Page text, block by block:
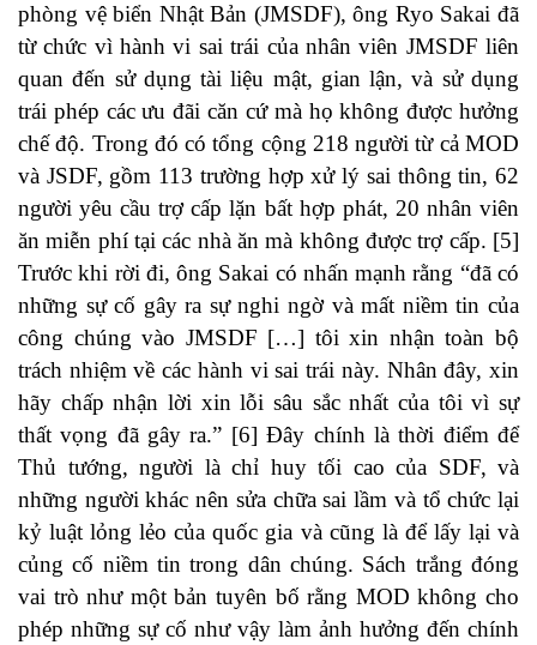
phòng vệ biển Nhật Bản (JMSDF), ông Ryo Sakai đã
từ chức vì hành vi sai trái của nhân viên JMSDF liên
quan đến sử dụng tài liệu mật, gian lận, và sử dụng
trái phép các ưu đãi căn cứ mà họ không được hưởng
chế độ. Trong đó có tổng cộng 218 người từ cả MOD
và JSDF, gồm 113 trường hợp xử lý sai thông tin, 62
người yêu cầu trợ cấp lặn bất hợp phát, 20 nhân viên
ăn miễn phí tại các nhà ăn mà không được trợ cấp. [5]
Trước khi rời đi, ông Sakai có nhấn mạnh rằng “đã có
những sự cố gây ra sự nghi ngờ và mất niềm tin của
công chúng vào JMSDF […] tôi xin nhận toàn bộ
trách nhiệm về các hành vi sai trái này. Nhân đây, xin
hãy chấp nhận lời xin lỗi sâu sắc nhất của tôi vì sự
thất vọng đã gây ra.” [6] Đây chính là thời điểm để
Thủ tướng, người là chỉ huy tối cao của SDF, và
những người khác nên sửa chữa sai lầm và tổ chức lại
kỷ luật lỏng lẻo của quốc gia và cũng là để lấy lại và
củng cố niềm tin trong dân chúng. Sách trắng đóng
vai trò như một bản tuyên bố rằng MOD không cho
phép những sự cố như vậy làm ảnh hưởng đến chính